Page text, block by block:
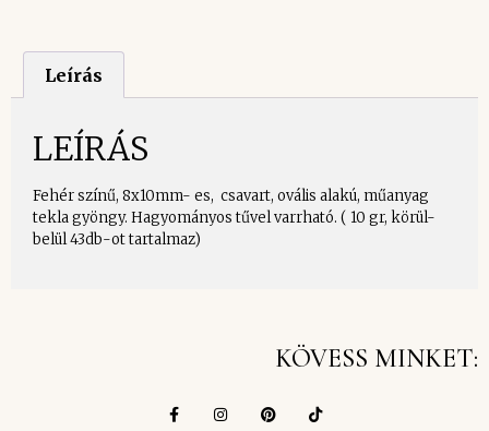
Leírás
LEÍRÁS
Fehér színű, 8x10mm- es, csavart, ovális alakú, műanyag
tekla gyöngy. Hagyományos tűvel varrható. ( 10 gr, körül-
belül 43db-ot tartalmaz)
KÖVESS MINKET: